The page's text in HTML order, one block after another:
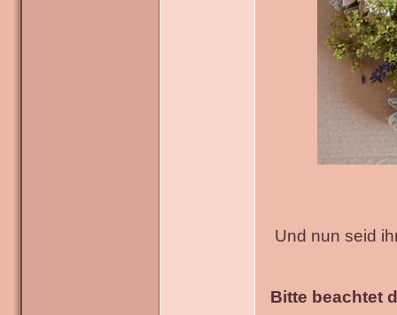
Und nun seid
Bitte beachtet